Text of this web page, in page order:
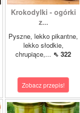
Krokodylki - ogórki
z...
Pyszne, lekko pikantne,
lekko słodkie,
chrupiące,... ⇖ 322
Zobacz przepis!